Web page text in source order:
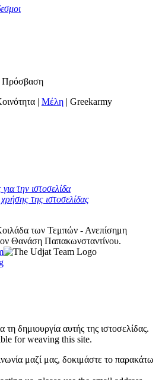
Πρόσβαση
| Μέλη | Greekarmy
την ιστοσελίδα
της ιστοσελίδας
των Τεμπών - Ανεπίσημη
Θανάση Παπακωνσταντίνου.
δημιουργία αυτής της ιστοσελίδας.
for weaving this site.
μαζί μας, δοκιμάστε το παρακάτω